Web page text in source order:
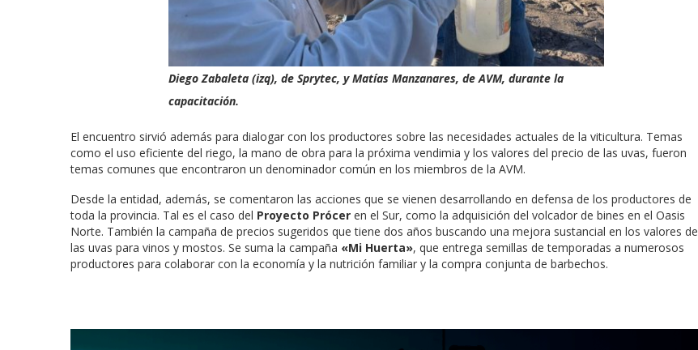
Diego Zabaleta (izq), de Sprytec, y Matías Manzanares, de AVM, durante la
capacitación.
El encuentro sirvió además para dialogar con los productores sobre las necesidades actuales de la viticultura. Temas
como el uso eficiente del riego, la mano de obra para la próxima vendimia y los valores del precio de las uvas, fueron
temas comunes que encontraron un denominador común en los miembros de la AVM.
Desde la entidad, además, se comentaron las acciones que se vienen desarrollando en defensa de los productores de
toda la provincia. Tal es el caso del Proyecto Prócer en el Sur, como la adquisición del volcador de bines en el Oasis
Norte. También la campaña de precios sugeridos que tiene dos años buscando una mejora sustancial en los valores de
las uvas para vinos y mostos. Se suma la campaña «Mi Huerta», que entrega semillas de temporadas a numerosos
productores para colaborar con la economía y la nutrición familiar y la compra conjunta de barbechos.